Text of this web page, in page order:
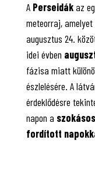
A Perseidákaz
meteorraj, amelyet
augusztus 24.
idei évben
fázisa miatt
észlelésére. A
érdeklődésre
napon a
fordított